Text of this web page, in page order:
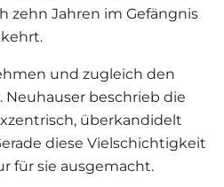
zehn Jahren im Gefängnis
und zugleich den
beschrieb die
überkandidelt
diese Vielschichtigkeit
für sie ausgemacht.